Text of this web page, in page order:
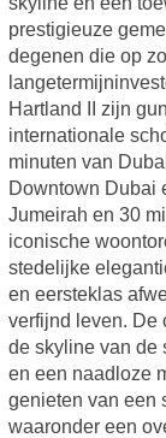
prestigieuze
degenen die op
Hartland II zijn
internationale
minuten van
Downtown Dubai
Jumeirah en 30
iconische
stedelijke
en eersteklas
verfijnd leven. De
de skyline van de
en een naadloze
genieten van een
waaronder een